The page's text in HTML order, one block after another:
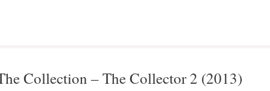
Collection – The Collector 2 (2013)